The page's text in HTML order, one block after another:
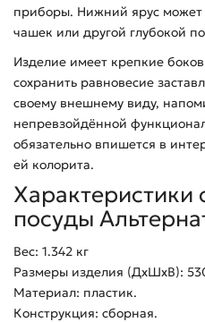
приборы. Нижний ярус может
чашек или другой глубокой
Изделие имеет крепкие
сохранить равновесие
своему внешнему виду,
непревзойдённой
обязательно впишется в
ей колорита.
Характеристики
посуды
Вес: 1.342 кг
Размеры изделия (ДхШхВ):
Материал: пластик.
Конструкция: сборная.